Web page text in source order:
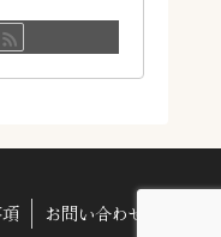
お問い合わせ